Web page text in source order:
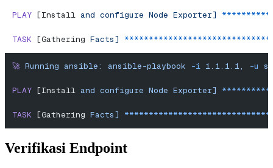
PLAY [Install and configure Node Exporter]
TASK [Gathering Facts]
🚀 Running ansible: ansible-playbook -i 1.1.1.1, -u
PLAY [Install and configure Node Exporter]
TASK [Gathering Facts]
Verifikasi Endpoint